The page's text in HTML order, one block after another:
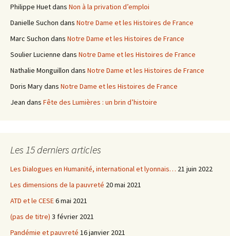
Philippe Huetdans Non à la privation d’emploi
Danielle Suchon dans Notre Dame et les Histoires de France
Marc Suchon dans Notre Dame et les Histoires de France
Soulier Lucienne dans Notre Dame et les Histoires de France
Nathalie Monguillon dans Notre Dame et les Histoires de France
Doris Marydans Notre Dame et les Histoires de France
Jean dans Fête des Lumières : un brin d’histoire
Les 15 derniers articles
Les Dialogues en Humanité, international et lyonnais… 21 juin 2022
Les dimensions de la pauvreté 20 mai 2021
ATD et le CESE6 mai 2021
(pas de titre) 3 février 2021
Pandémie et pauvreté 16 janvier 2021